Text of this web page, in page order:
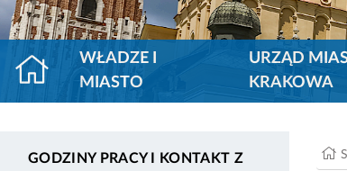
WŁADZE I
MIASTO
URZĄD
KRAKOWA
GODZINY PRACY I KONTAKT Z